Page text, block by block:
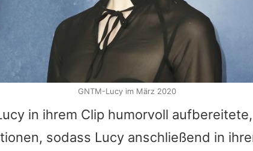
in ihrem Clip humorvoll
sodass Lucy anschließend in
GNTM-Lucy im März 2020